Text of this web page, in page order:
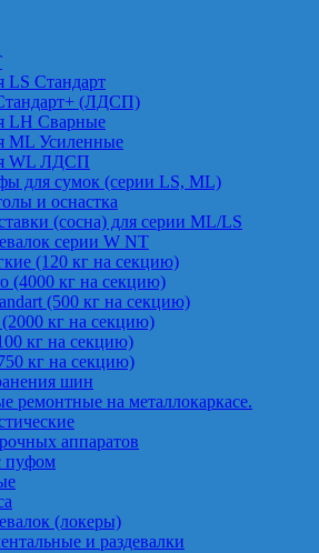
Стандарт
(ЛДСП)
LH Сварные
Усиленные
WL ЛДСП
сумок (серии LS, ML)
и оснастка
(сосна) для серии ML/LS
серии W NT
(120 кг на секцию)
(4000 кг на секцию)
(500 кг на секцию)
кг на секцию)
кг на секцию)
кг на секцию)
шин
ремонтные на металлокаркасе.
аппаратов
пуфом
(локеры)
и раздевалки